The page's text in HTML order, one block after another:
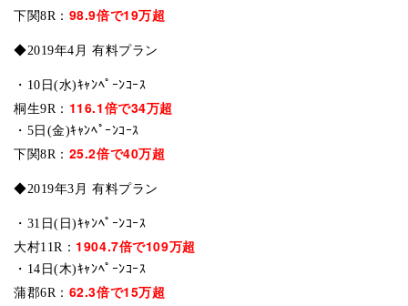
下関8R： 98.9倍で19万超
◆2019年4月 有料プラン
・10日(水)ｷｬﾝﾍﾟｰﾝｺｰｽ
桐生9R： 116.1倍で34万超
・5日(金)ｷｬﾝﾍﾟｰﾝｺｰｽ
下関8R： 25.2倍で40万超
◆2019年3月 有料プラン
・31日(日)ｷｬﾝﾍﾟｰﾝｺｰｽ
大村11R： 1904.7倍で109万超
・14日(木)ｷｬﾝﾍﾟｰﾝｺｰｽ
蒲郡6R： 62.3倍で15万超